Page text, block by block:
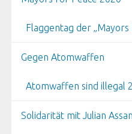
Flaggentag der
Gegen Atomwaffen
Atomwaffen sind illegal
Solidarität mit Julian